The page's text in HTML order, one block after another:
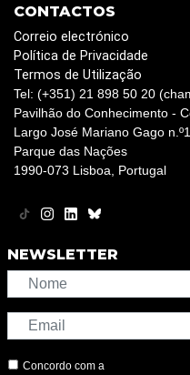
CONTACTOS
Correio electrónico
Política de Privacidade
Termos de Utilização
Tel: (+351) 21 898 50 20
Pavilhão do Conhecimento -
Largo José Mariano Gago n.º1
Parque das Nações
1990-073 Lisboa, Portugal
NEWSLETTER
Concordo com a